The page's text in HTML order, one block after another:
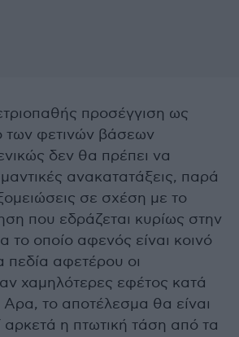
προσέγγιση ως
των φετινών βάσεων
δεν θα πρέπει να
ανακατατάξεις, παρά
σε σχέση με το
που εδράζεται κυρίως στην
το οποίο αφενός είναι κοινό
πεδία αφετέρου οι
χαμηλότερες εφέτος κατά
Αρα, το αποτέλεσμα θα είναι
η πτωτική τάση από τα